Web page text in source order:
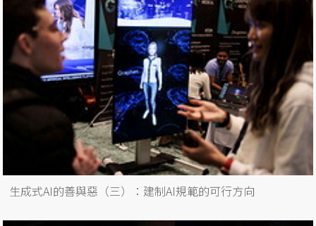
生成式AI的善與惡（三）：建制AI規範的可行方向